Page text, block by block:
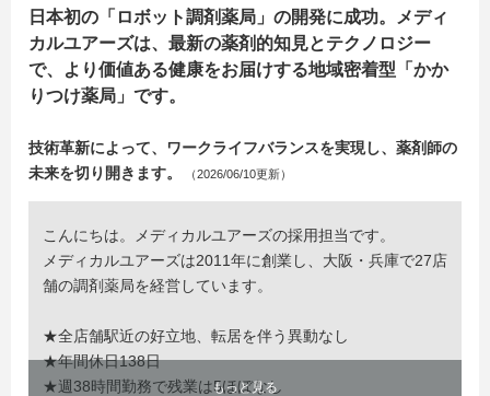
日本初の「ロボット調剤薬局」の開発に成功。メディ
カルユアーズは、最新の薬剤的知見とテクノロジー
で、より価値ある健康をお届けする地域密着型「かか
りつけ薬局」です。
技術革新によって、ワークライフバランスを実現し、薬剤師の
未来を切り開きます。
（2026/06/10更新）
こんにちは。メディカルユアーズの採用担当です。
メディカルユアーズは2011年に創業し、大阪・兵庫で27店
舗の調剤薬局を経営しています。
★全店舗駅近の好立地、転居を伴う異動なし
★年間休日138日
★週38時間勤務で残業は5ほぼなし
もっと見る